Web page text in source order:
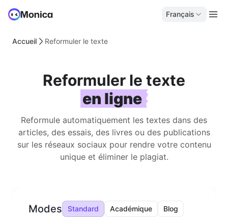
Français
Accueil Reformuler le texte
Reformuler le texte
en ligne
Reformule automatiquement les textes dans des
articles, des essais, des livres ou des publications
sur les réseaux sociaux pour rendre votre contenu
unique et éliminer le plagiat.
Modes
Standard Académique
Blog